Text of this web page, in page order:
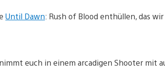
Until Dawn: Rush of Blood enthüllen, das
euch in einem arcadigen Shooter mit